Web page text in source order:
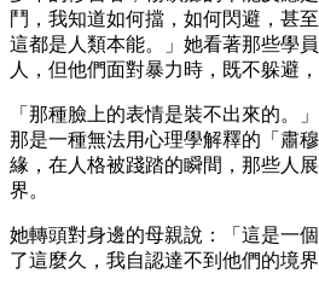
鬥，我知道如何擋，如何閃避，甚
這都是人類本能。」她看著那些學
人，但他們面對暴力時，既不躲避，
「那種臉上的表情是裝不出來的。
那是一種無法用心理學解釋的「肅
緣，在人格被踐踏的瞬間，那些人
界。
她轉頭對身邊的母親說：「這是一
了這麼久，我自認達不到他們的境界